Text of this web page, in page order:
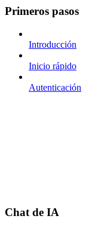
Primeros pasos
Introducción
Inicio rápido
Autenticación
Chat de IA